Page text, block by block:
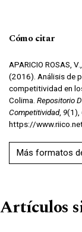
Cómo citar
APARICIO ROSAS,
(2016). Análisis de
competitividad en
Colima. Repositorio
Competitividad, 9(1),
https://
Más formatos
Artículos